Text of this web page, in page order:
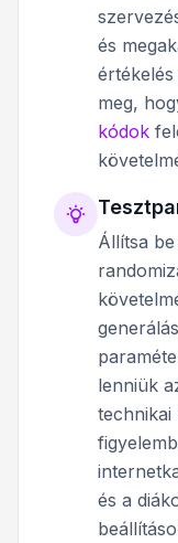
és
értékelés
meg,
kódok
Állítsa
lenniük
technikai
és a